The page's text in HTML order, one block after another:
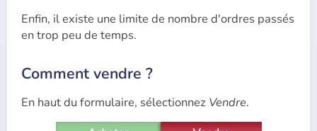
Enfin, il existe une limite de nombre d'ordres passés
en trop peu de temps.
Comment vendre ?
En haut du formulaire, sélectionnez Vendre.